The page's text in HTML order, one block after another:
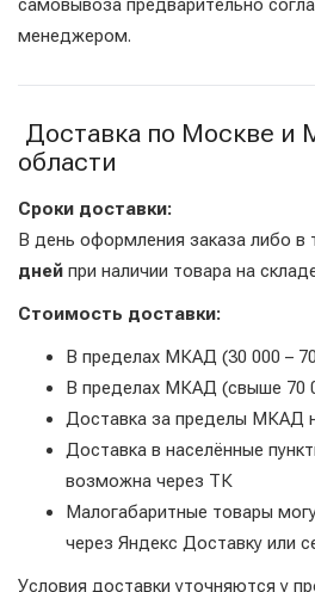
самовывоза предварительно
менеджером.
Доставка по Москве и
области
Сроки доставки:
В день оформления заказа либо в
дней при наличии товара на
Стоимость доставки:
В пределах МКАД (30 000 –
В пределах МКАД (свыше 70
Доставка за пределы МКАД
Доставка в населённые
возможна через ТК
Малогабаритные товары
через Яндекс Доставку или
Условия доставки уточняются у